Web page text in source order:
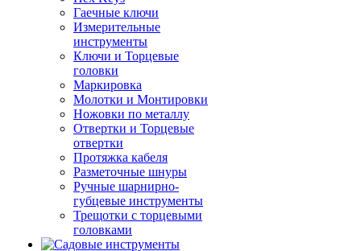
Гаечные ключи
Измерительные
инструменты
Ключи и Торцевые
головки
Маркировка
Молотки и Монтировки
Ножовки по металлу
Отвертки и Торцевые
отвертки
Протяжка кабеля
Разметочные шнуры
Ручные шарнирно-
губцевые инструменты
Трещотки с торцевыми
головками